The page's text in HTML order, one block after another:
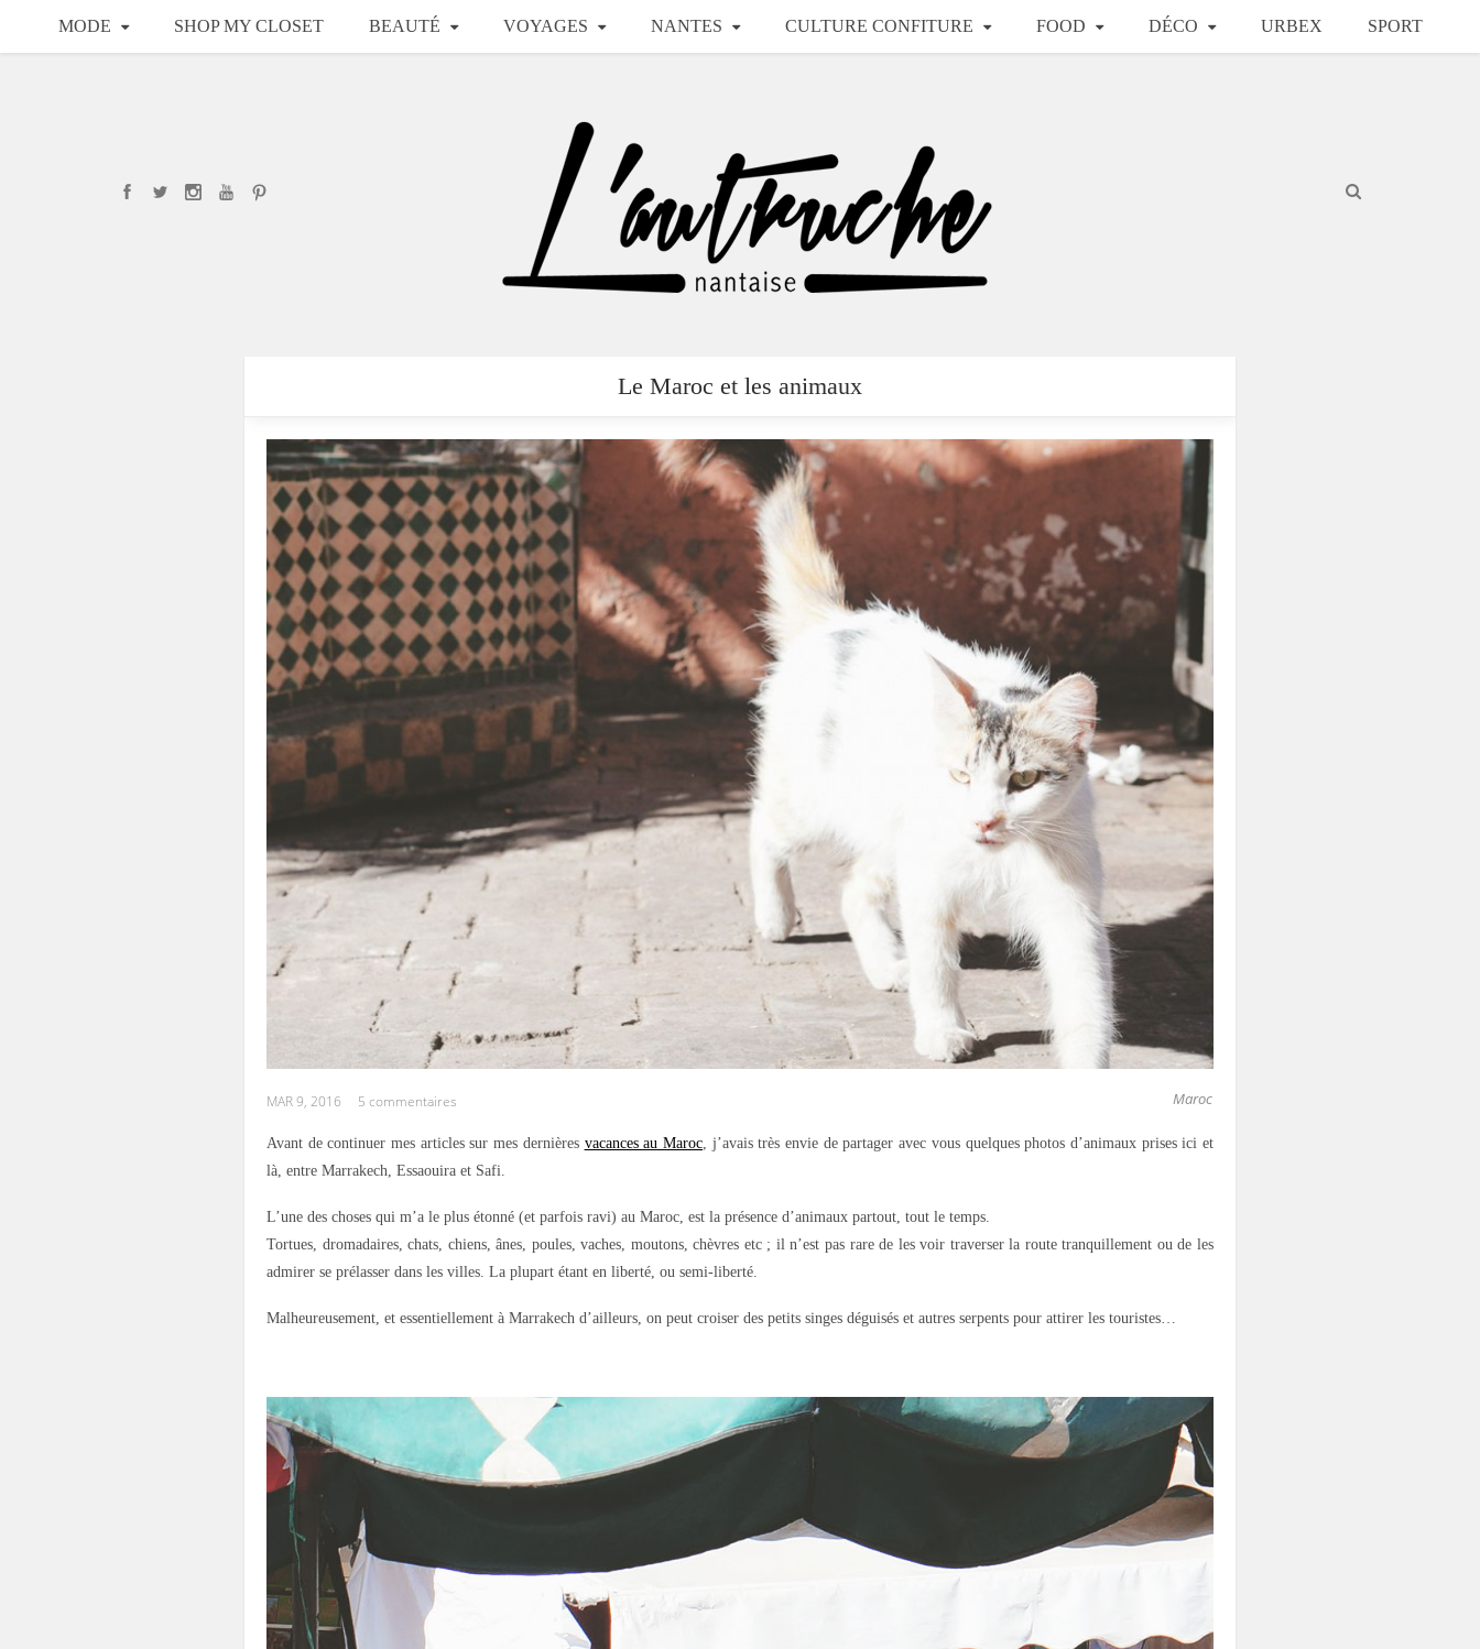
MODE SHOP MY CLOSET BEAUTÉ VOYAGES NANTES CULTURE CONFITURE FOOD DÉCO URBEX SPORT
Le Maroc et les animaux
Maroc
MAR 9, 2016 5 commentaires
Avant de continuer mes articles sur mes dernières vacances au Maroc, j’avais très envie de partager avec vous quelques photos d’animaux prises ici et
là, entre Marrakech, Essaouira et Safi.
L’une des choses qui m’a le plus étonné (et parfois ravi) au Maroc, est la présence d’animaux partout, tout le temps.
Tortues, dromadaires, chats, chiens, ânes, poules, vaches, moutons, chèvres etc ; il n’est pas rare de les voir traverser la route tranquillement ou de les
admirer se prélasser dans les villes. La plupart étant en liberté, ou semi-liberté.
Malheureusement, et essentiellement à Marrakech d’ailleurs, on peut croiser des petits singes déguisés et autres serpents pour attirer les touristes…